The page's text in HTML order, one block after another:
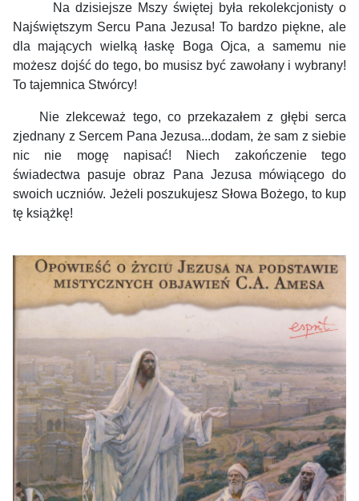
Na dzisiejsze Mszy świętej była rekolekcjonisty o
Najświętszym Sercu Pana Jezusa! To bardzo piękne, ale
dla mających wielką łaskę Boga Ojca, a samemu nie
możesz dojść do tego, bo musisz być zawołany i wybrany!
To tajemnica Stwórcy!
Nie zlekceważ tego, co przekazałem z głębi serca
zjednany z Sercem Pana Jezusa...dodam, że sam z siebie
nic nie mogę napisać! Niech zakończenie tego
świadectwa pasuje obraz Pana Jezusa mówiącego do
swoich uczniów. Jeżeli poszukujesz Słowa Bożego, to kup
tę książkę!